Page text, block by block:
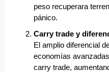
peso recuperara
pánico.
Carry trade y
El amplio diferencial
economías
carry trade,